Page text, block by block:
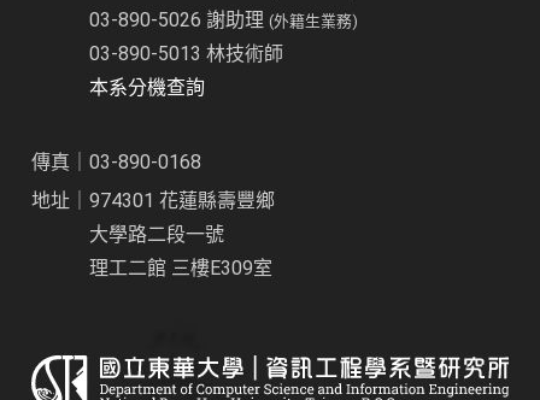
03-890-5026 謝助理(外籍生業務)
03-890-5013 林技術師
本系分機查詢
傳真｜03-890-0168
地址｜974301 花蓮縣壽豐鄉
大學路二段一號
理工二館 三樓E309室